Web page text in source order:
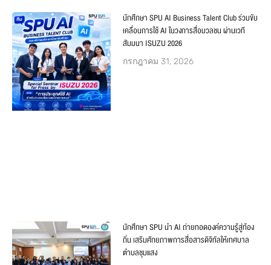
นักศึกษา SPU AI Business Talent Club ร่วมขับ
เคลื่อนการใช้ AI ในวงการสื่อมวลชน ผ่านเวที
สัมมนา ISUZU 2026
กรกฎาคม 31, 2026
นักศึกษา SPU นำ AI ถ่ายทอดองค์ความรู้สู่ท้อง
ถิ่น เสริมศักยภาพการสื่อสารดิจิทัลให้เทศบาล
ตำบลชุมแสง